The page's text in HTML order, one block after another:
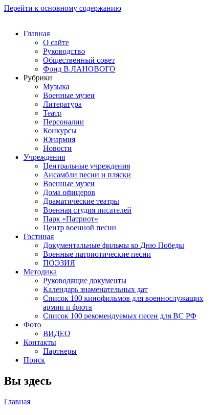
Перейти к основному содержанию
Главная
О сайте
Руководство
Общественный совет
Фонд В.ЛАНОВОГО
Рубрики
Музыка
Военные музеи
Литература
Театр
Персоналии
Конкурсы
Юнармия
Новости
Учреждения
Центральные учреждения
Ансамбли песни и пляски
Военные музеи
Дома офицеров
Драматические театры
Военная студия писателей
Парк «Патриот»
Центр военной песни
Гостиная
Документальные фильмы ко Дню Победы
Военные патриотические песни
ПОЭЗИЯ
Методика
Руководящие документы
Календарь знаменательных дат
Список 100 кинофильмов для военнослужащих
армии и флота
Список 100 рекомендуемых песен для ВС РФ
Фото
ВИДЕО
Контакты
Партнеры
Поиск
Вы здесь
Главная